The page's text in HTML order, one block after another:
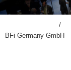
/
BFi Germany GmbH